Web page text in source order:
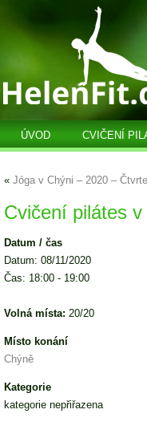
ÚVOD CVIČENÍ
« Jóga v Chýni – 2020 –
Cvičení pilátes
Datum / čas
Datum: 08/11/2020
Čas: 18:00 - 19:00
Volná místa: 20/20
Místo konání
Chýně
Kategorie
kategorie nepřiřazena